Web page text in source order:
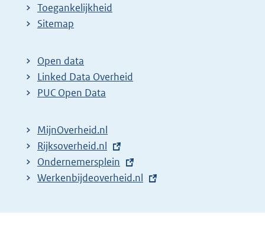
Toegankelijkheid
Sitemap
Open data
Linked Data Overheid
PUC Open Data
MijnOverheid.nl
E
x
t
r
Rijksoverheid.nl
E
x
e
Ondernemersplein
E
t
Werkenbijdeoverheid.nl